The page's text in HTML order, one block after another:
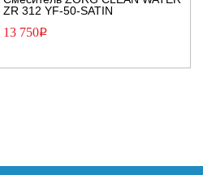
ZR 312 YF-50-SATIN
13 750Р